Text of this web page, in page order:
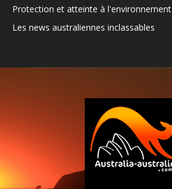
Protection et atteinte à l'environnement
Les news australiennes inclassables